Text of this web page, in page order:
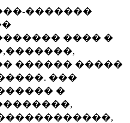
�������
���� �
������ �����
���
�